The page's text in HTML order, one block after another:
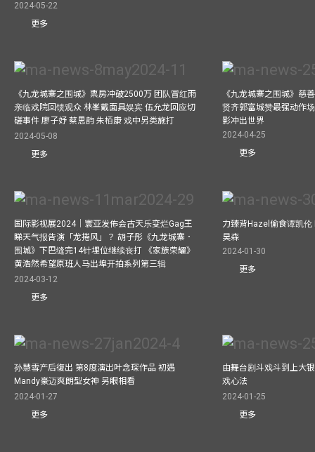
2024-05-22
更多
《九龙城寨之围城》票房冲破2500万 团队冒红雨
亲临戏院回馈观众 林峯戴面具娱宾 伍允龙回应切
磋事件 廖子妤 蔡思韵 朱栢康 戏中另类施打
2024-05-08
更多
《九龙城寨之围城》慈
贤齐郭富城赞最强动作
影冲出世界
2024-04-25
更多
国际影视展2024｜寰亚发佈会古天乐变烂Gag王
睇天气报告演「龙捲风」？ 胡子彤《九龙城寨．
围城》下巴缝完14针埋位继续丧打 《家族荣耀》
黄浩然希望原班人马出埠开拍系列第三辑
2024-03-12
更多
力臻背Hazel偷食谭凯
昊森
2024-01-30
更多
孙慧雪产后復出 第8度演出叶念琛作品 初遇
Mandy豪迈爽朗型女神 另眼相看
2024-01-27
更多
由舞台剧斗戏斗到上大
戏心法
2024-01-25
更多